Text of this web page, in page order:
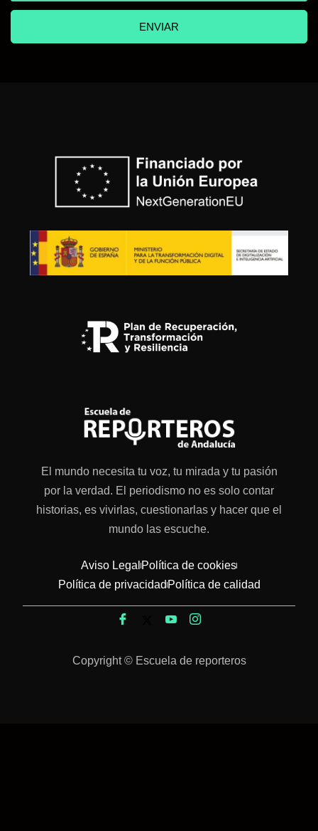
ENVIAR
El mundo necesita tu voz, tu mirada y tu pasión
por la verdad. El periodismo no es solo contar
historias, es vivirlas, cuestionarlas y hacer que el
mundo las escuche.
Aviso Legal Política de cookies
Política de privacidadPolítica de calidad
Copyright © Escuela de reporteros